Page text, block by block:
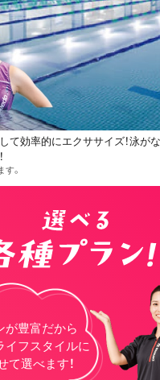
て効率的にエクササイズ！泳が
。
が豊富だから
イフスタイルに
て選べます！